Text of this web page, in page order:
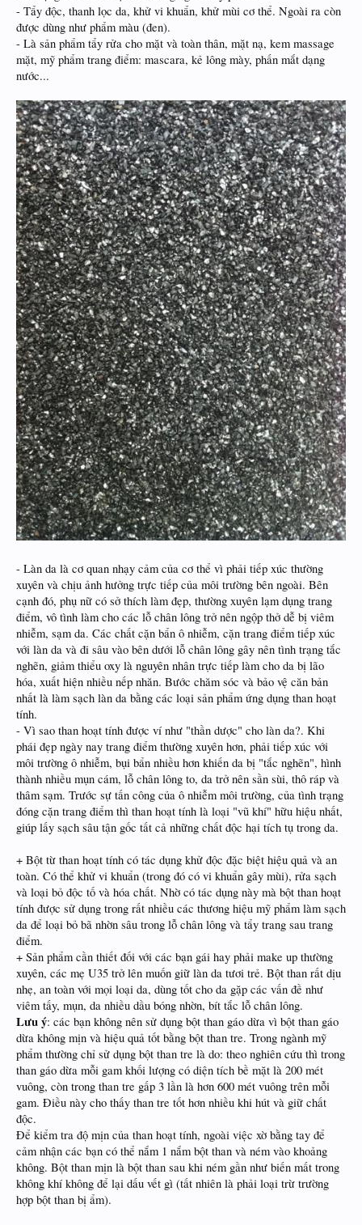
- Tẩy độc, thanh lọc da, khử vi khuẩn, khử mùi cơ thể. Ngoài ra còn
được dùng như phẩm màu (đen).
- Là sản phẩm tẩy rửa cho mặt và toàn thân, mặt nạ, kem massage
mặt, mỹ phẩm trang điểm: mascara, kẻ lông mày, phấn mắt dạng
nước...
- Làn da là cơ quan nhạy cảm của cơ thể vì phải tiếp xúc thường
xuyên và chịu ảnh hưởng trực tiếp của môi trường bên ngoài. Bên
cạnh đó, phụ nữ có sở thích làm đẹp, thường xuyên lạm dụng trang
điểm, vô tình làm cho các lỗ chân lông trở nên ngộp thở dễ bị viêm
nhiễm, sạm da. Các chất cặn bẩn ô nhiễm, cặn trang điểm tiếp xúc
với làn da và đi sâu vào bên dưới lỗ chân lông gây nên tình trạng tắc
nghẽn, giảm thiểu oxy là nguyên nhân trực tiếp làm cho da bị lão
hóa, xuất hiện nhiều nếp nhăn. Bước chăm sóc và bảo vệ căn bản
nhất là làm sạch làn da bằng các loại sản phẩm ứng dụng than hoạt
tính.
- Vì sao than hoạt tính được ví như "thần dược" cho làn da?. Khi
phái đẹp ngày nay trang điểm thường xuyên hơn, phải tiếp xúc với
môi trường ô nhiễm, bụi bẩn nhiều hơn khiến da bị "tắc nghẽn", hình
thành nhiều mụn cám, lỗ chân lông to, da trở nên sần sùi, thô ráp và
thâm sạm. Trước sự tấn công của ô nhiễm môi trường, của tình trạng
đóng cặn trang điểm thì than hoạt tính là loại "vũ khí" hữu hiệu nhất,
giúp lấy sạch sâu tận gốc tất cả những chất độc hại tích tụ trong da.
+ Bột từ than hoạt tính có tác dụng khử độc đặc biệt hiệu quả và an
toàn. Có thể khử vi khuẩn (trong đó có vi khuẩn gây mùi), rửa sạch
và loại bỏ độc tố và hóa chất. Nhờ có tác dụng này mà bột than hoạt
tính được sử dụng trong rất nhiều các thương hiệu mỹ phẩm làm sạch
da để loại bỏ bã nhờn sâu trong lỗ chân lông và tẩy trang sau trang
điểm.
+ Sản phẩm cần thiết đối với các bạn gái hay phải make up thường
xuyên, các mẹ U35 trở lên muốn giữ làn da tươi trẻ. Bột than rất dịu
nhẹ, an toàn với mọi loại da, dùng tốt cho da gặp các vấn đề như
viêm tấy, mụn, da nhiều dầu bóng nhờn, bít tắc lỗ chân lông.
Lưu ý: các bạn không nên sử dụng bột than gáo dừa vì bột than gáo
dừa không mịn và hiệu quả tốt bằng bột than tre. Trong ngành mỹ
phẩm thường chỉ sử dụng bột than tre là do: theo nghiên cứu thì trong
than gáo dừa mỗi gam khối lượng có diện tích bề mặt là 200 mét
vuông, còn trong than tre gấp 3 lần là hơn 600 mét vuông trên mỗi
gam. Điều này cho thấy than tre tốt hơn nhiều khi hút và giữ chất
độc.
Để kiểm tra độ mịn của than hoạt tính, ngoài việc xờ bằng tay để
cảm nhận các bạn có thể nắm 1 nắm bột than và ném vào khoảng
không. Bột than mịn là bột than sau khi ném gần như biến mất trong
không khí không để lại dấu vết gì (tất nhiên là phải loại trừ trường
hợp bột than bị ẩm).